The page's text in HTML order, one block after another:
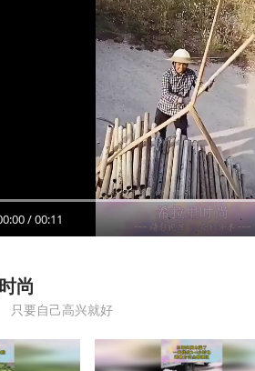
/00:11
尚
只要自己高兴就好